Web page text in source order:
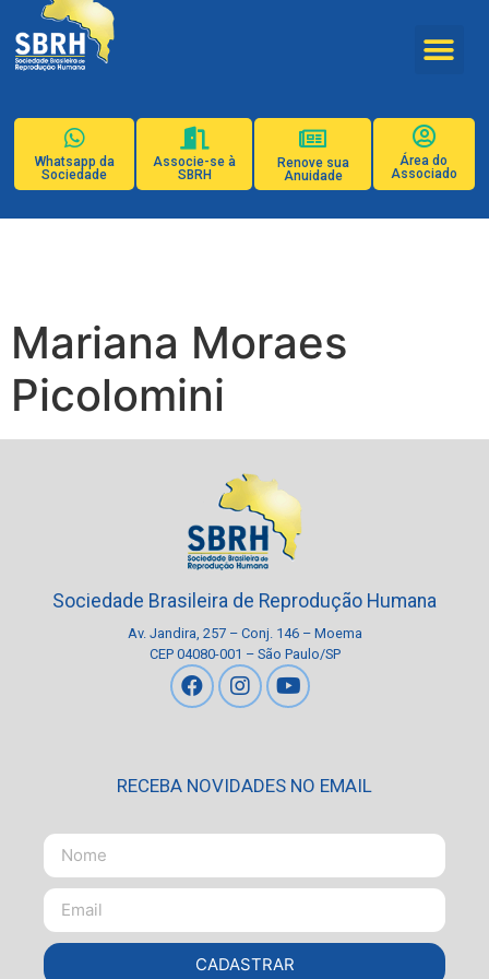
Whatsapp da
Sociedade
Associe-se à
SBRH
Renove sua
Anuidade
Área do
Associado
Mariana Moraes
Picolomini
Sociedade Brasileira de Reprodução Humana
Av. Jandira, 257 – Conj. 146 – Moema
CEP 04080-001 – São Paulo/SP
RECEBA NOVIDADES NO EMAIL
CADASTRAR